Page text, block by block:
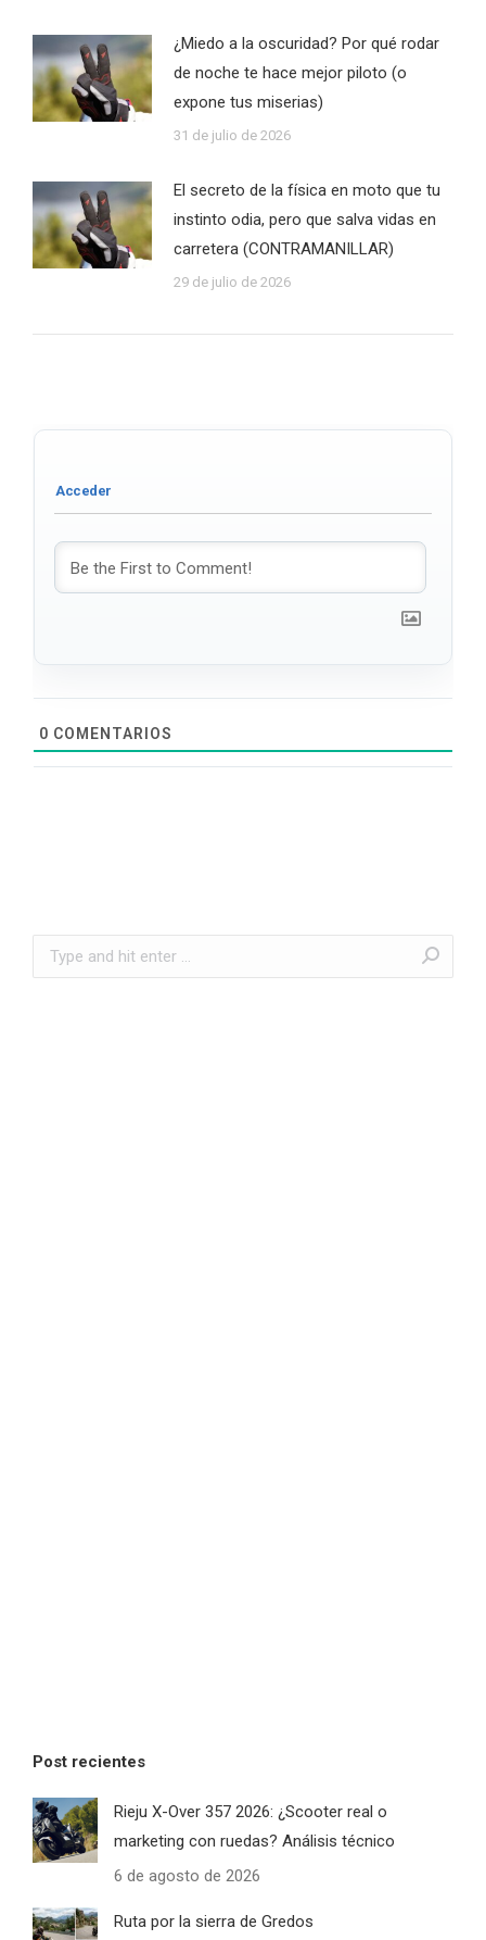
¿Miedo a la oscuridad? Por qué rodar
de noche te hace mejor piloto (o
expone tus miserias)
31 de julio de 2026
El secreto de la física en moto que tu
instinto odia, pero que salva vidas en
carretera (CONTRAMANILLAR)
29 de julio de 2026
0 COMENTARIOS
Search:
Post recientes
Rieju X-Over 357 2026: ¿Scooter real o
marketing con ruedas? Análisis técnico
6 de agosto de 2026
Ruta por la sierra de Gredos